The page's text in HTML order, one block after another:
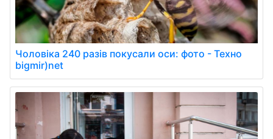
Чоловіка 240 разів покусали оси: фото - Техно
bigmir)net